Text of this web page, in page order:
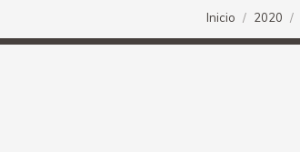
Estás aquí:
Inicio 2020